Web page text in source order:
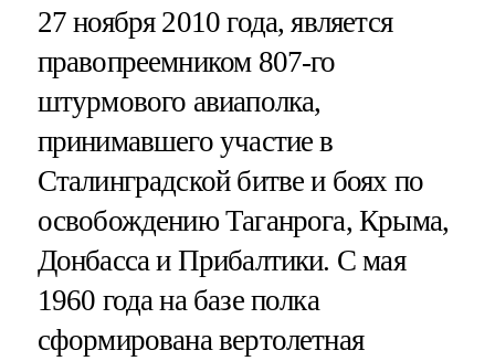
27 ноября 2010 года, является
правопреемником 807-го
штурмового авиаполка,
принимавшего участие в
Сталинградской битве и боях по
освобождению Таганрога, Крыма,
Донбасса и Прибалтики. С мая
1960 года на базе полка
сформирована вертолетная